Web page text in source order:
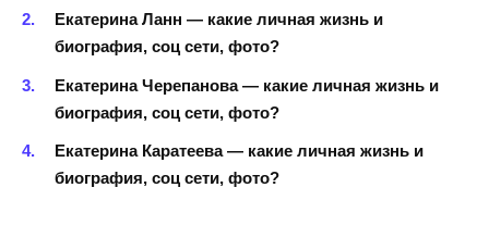
Екатерина Ланн — какие личная жизнь и
биография, соц сети, фото?
Екатерина Черепанова — какие личная жизнь и
биография, соц сети, фото?
Екатерина Каратеева — какие личная жизнь и
биография, соц сети, фото?